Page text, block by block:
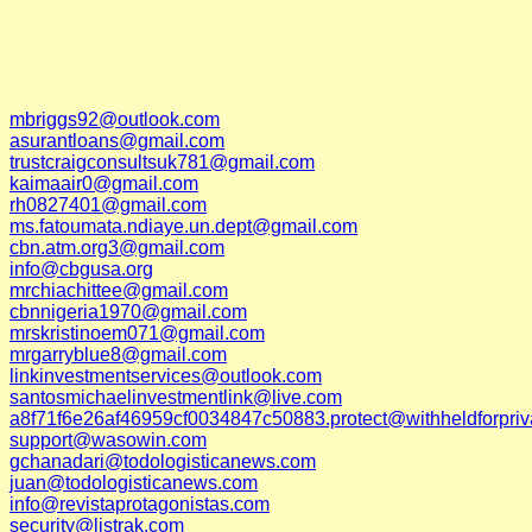
mbriggs92@outlook.com
asurantloans@gmail.com
trustcraigconsultsuk781@gmail.com
kaimaair0@gmail.com
rh0827401@gmail.com
ms.fatoumata.ndiaye.un.dept@gmail.com
cbn.atm.org3@gmail.com
info@cbgusa.org
mrchiachittee@gmail.com
cbnnigeria1970@gmail.com
mrskristinoem071@gmail.com
mrgarryblue8@gmail.com
linkinvestmentservices@outlook.com
santosmichaelinvestmentlink@live.com
support@wasowin.com
gchanadari@todologisticanews.com
juan@todologisticanews.com
info@revistaprotagonistas.com
security@listrak.com